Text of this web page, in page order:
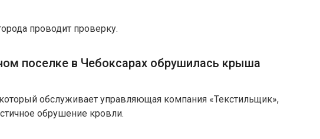
проводит проверку.
поселке в Чебоксарах обрушилась крыша
обслуживает управляющая компания «Текстильщик»,
обрушение кровли.